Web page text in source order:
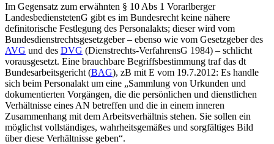
Im Gegensatz zum erwähnten § 10 Abs 1 Vorarlberger
LandesbedienstetenG gibt es im Bundesrecht keine nähere
definitorische Festlegung des Personalakts; dieser wird vom
Bundesdienstrechtsgesetzgeber – ebenso wie vom Gesetzgeber des
AVG und des DVG (Dienstrechts-VerfahrensG 1984) – schlicht
vorausgesetzt. Eine brauchbare Begriffsbestimmung traf das dt
Bundesarbeitsgericht (BAG), zB mit E vom 19.7.2012: Es handle
sich beim Personalakt um eine „Sammlung von Urkunden und
dokumentierten Vorgängen, die die persönlichen und dienstlichen
Verhältnisse eines AN betreffen und die in einem inneren
Zusammenhang mit dem Arbeitsverhältnis stehen. Sie sollen ein
möglichst vollständiges, wahrheitsgemäßes und sorgfältiges Bild
über diese Verhältnisse geben“.